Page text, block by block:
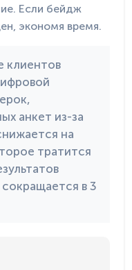
Если бейдж
экономя время.
клиентов
анкет из-за
на
тратится
в 3